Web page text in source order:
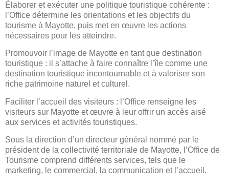
Élaborer et exécuter une politique touristique cohérente :
l’Office détermine les orientations et les objectifs du
tourisme à Mayotte, puis met en œuvre les actions
nécessaires pour les atteindre.
Promouvoir l’image de Mayotte en tant que destination
touristique : il s’attache à faire connaître l’île comme une
destination touristique incontournable et à valoriser son
riche patrimoine naturel et culturel.
Faciliter l’accueil des visiteurs : l’Office renseigne les
visiteurs sur Mayotte et œuvre à leur offrir un accès aisé
aux services et activités touristiques.
Sous la direction d’un directeur général nommé par le
président de la collectivité territoriale de Mayotte, l’Office de
Tourisme comprend différents services, tels que le
marketing, le commercial, la communication et l’accueil.